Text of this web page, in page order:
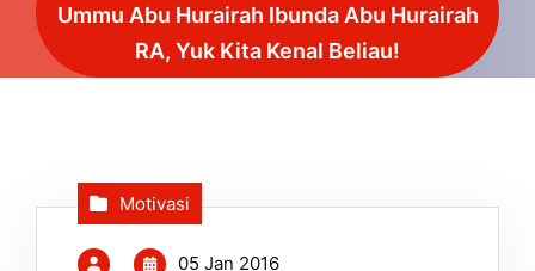
Ummu Abu Hurairah Ibunda Abu Hurairah
RA, Yuk Kita Kenal Beliau!
Motivasi
05 Jan 2016